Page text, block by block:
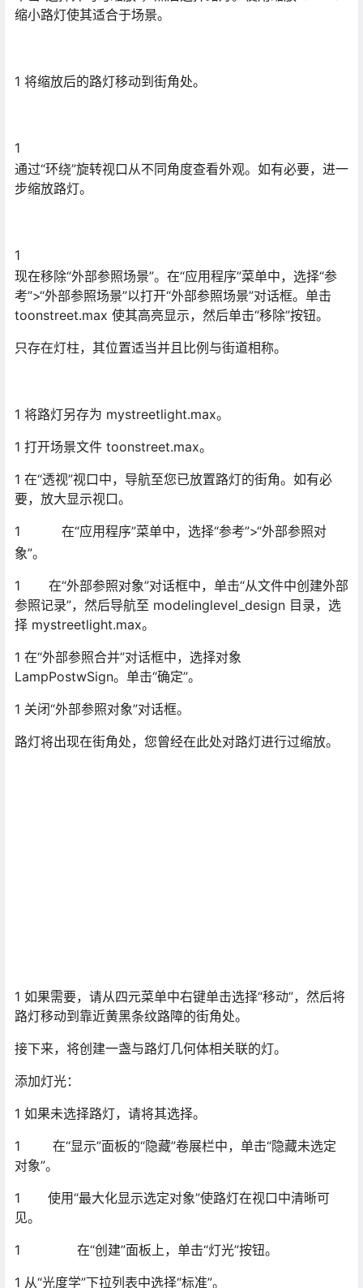
缩小路灯使其适合于场景。
1 将缩放后的路灯移动到街角处。
1
通过“环绕”旋转视口从不同角度查看外观。如有必要，进一
步缩放路灯。
1
现在移除“外部参照场景”。在“应用程序”菜单中，选择“参
考”>“外部参照场景”以打开“外部参照场景”对话框。单击
toonstreet.max 使其高亮显示，然后单击“移除”按钮。
只存在灯柱，其位置适当并且比例与街道相称。
1 将路灯另存为 mystreetlight.max。
1 打开场景文件 toonstreet.max。
1 在“透视”视口中，导航至您已放置路灯的街角。如有必
要，放大显示视口。
1
在“应用程序”菜单中，选择“参考”>“外部参照对象”。
1
在“外部参照对象”对话框中，单击“从文件中创建外部参照
记录”，然后导航至 modelinglevel_design 目录，选择
1 在“外部参照合并”对话框中，选择对象
在“显示”面板的“隐藏”卷展栏中，单击“隐藏未选定对象”。
使用“最大化显示选定对象”使路灯在视口中清晰可见。
1
1 从“光度学”下拉列表中选择“标准”。
1 在“对象类型”卷展栏中，单击“泛光灯”，然后启用“自动栅
格”。
1 在路灯上移动光标。将显示出创建三轴架，并且三轴架从